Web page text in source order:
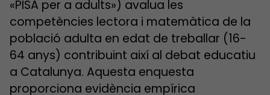
«PISA per a adults») avalua les
competències lectora i matemàtica de la
població adulta en edat de treballar (16-
64 anys) contribuint així al debat educatiu
a Catalunya. Aquesta enquesta
proporciona evidència empírica